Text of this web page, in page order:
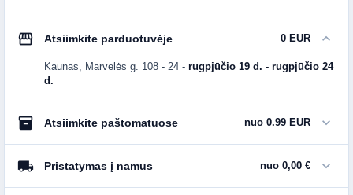
storefront Atsiimkite parduotuvėje 0 EUR expand_more
Kaunas, Marvelės g. 108 - 24 - rugpjūčio 19 d. - rugpjūčio 24
d.
inventory_2Atsiimkite paštomatuose nuo 0.99 EUR expand_more
local_shipping Pristatymas į namus nuo 0,00 € expand_more